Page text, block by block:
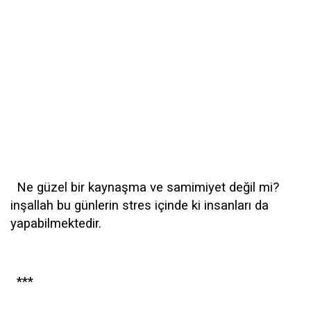
Ne güzel bir kaynaşma ve samimiyet değil mi?
inşallah bu günlerin stres içinde ki insanları da
yapabilmektedir.
***